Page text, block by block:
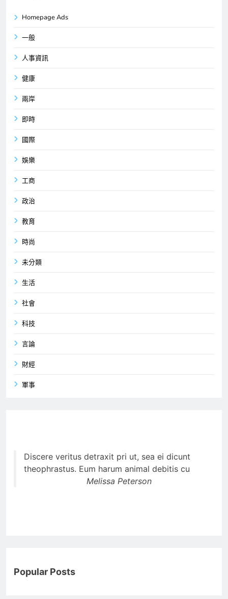
Homepage Ads
一般
人事資訊
健康
兩岸
即時
國際
娛樂
工商
政治
教育
時尚
未分類
生活
社會
科技
言論
財經
軍事
Discere veritus detraxit pri ut, sea ei dicunt
theophrastus. Eum harum animal debitis cu
Melissa Peterson
Popular Posts